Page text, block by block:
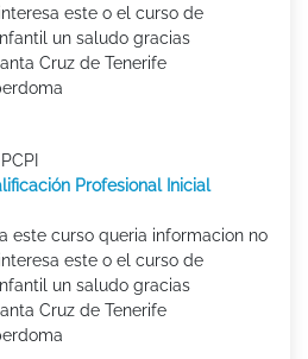
este o el curso de
un saludo gracias
Cruz de Tenerife
Profesional Inicial
este curso queria informacion no
este o el curso de
un saludo gracias
Cruz de Tenerife